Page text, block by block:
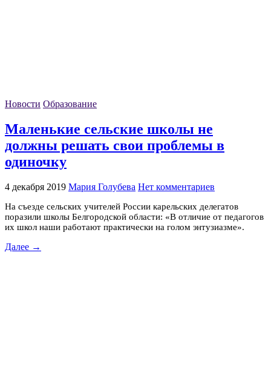
Новости Образование
Маленькие сельские школы не
должны решать свои проблемы в
одиночку
4 декабря 2019 Мария Голубева Нет комментариев
На съезде сельских учителей России карельских делегатов
поразили школы Белгородской области: «В отличие от педагогов
их школ наши работают практически на голом энтузиазме».
Далее →